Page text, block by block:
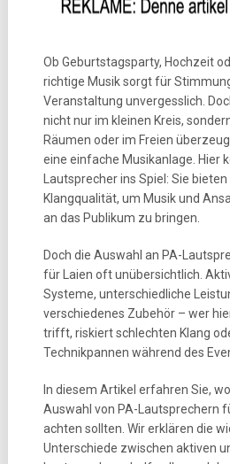
Ob Geburtstagsparty, Hochzeit
richtige Musik sorgt für
Veranstaltung unvergesslich.
nicht nur im kleinen Kreis,
Räumen oder im Freien
eine einfache Musikanlage. Hier
Lautsprecher ins Spiel: Sie
Klangqualität, um Musik und
an das Publikum zu bringen.
Doch die Auswahl an PA-
für Laien oft unübersichtlich.
Systeme, unterschiedliche
verschiedenes Zubehör – wer
trifft, riskiert schlechten Klang
Technikpannen während des
In diesem Artikel erfahren Sie,
Auswahl von PA-Lautsprechern
achten sollten. Wir erklären die
Unterschiede zwischen aktiven